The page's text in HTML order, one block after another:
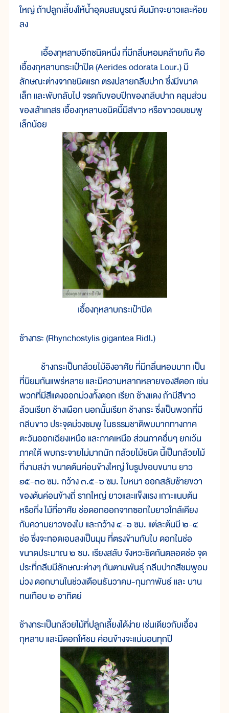
ใหญ่ ถ้าปลูกเลี้ยงให้น้ำอุดมสมบูรณ์ ต้นมักจะยาวและห้อย
ลง
เอื้องกุหลาบอีกชนิดหนึ่ง ที่มีกลิ่นหอมคล้ายกัน คือ
เอื้องกุหลาบกระเป๋าปิด (Aerides odorata Lour.) มี
ลักษณะต่างจากชนิดแรก ตรงปลายกลีบปาก ซึ่งมีขนาด
เล็ก และพับกลับไป จรดกับขอบปีกของกลีบปาก คลุมส่วน
ของเส้าเกสร เอื้องกุหลาบชนิดนี้มีสีขาว หรือขาวอมชมพู
เล็กน้อย
เอื้องกุหลาบกระเป๋าปิด
ช้างกระ (Rhynchostylis gigantea Ridl.)
ช้างกระเป็นกล้วยไม้อิงอาศัย ที่มีกลิ่นหอมมาก เป็น
ที่นิยมกันแพร่หลาย และมีความหลากหลายของสีดอก เช่น
พวกที่มีสีแดงออกม่วงทั้งดอก เรียก ช้างแดง ถ้ามีสีขาว
ล้วนเรียก ช้างเผือก นอกนั้นเรียก ช้างกระ ซึ่งเป็นพวกที่มี
กลีบขาว ประจุดม่วงชมพู ในธรรมชาติพบมากทางภาค
ตะวันออกเฉียงเหนือ และภาคเหนือ ส่วนภาคอื่นๆ ยกเว้น
ภาคใต้ พบกระจายไม่มากนัก กล้วยไม้ชนิด นี้เป็นกล้วยไม้
ที่งามสง่า ขนาดต้นค่อนข้างใหญ่ ใบรูปขอบขนาน ยาว
๑๕-๓๐ ซม. กว้าง ๓.๕-๖ ซม. ใบหนา ออกสลับซ้ายขวา
ของต้นค่อนข้างถี่ รากใหญ่ ยาวและแข็งแรง เกาะแนบต้น
หรือกิ่ง ไม้ที่อาศัย ช่อดอกออกจากซอกใบยาวใกล้เคียง
กับความยาวของใบ และกว้าง ๔-๖ ซม. แต่ละต้นมี ๒-๔
ช่อ ซึ่งจะทอดเอนลงเป็นมุม ที่ตรงข้ามกับใบ ดอกในช่อ
ขนาดประมาณ ๒ ซม. เรียงสลับ จังหวะชิดกันตลอดช่อ จุด
ประที่กลีบมีลักษณะต่างๆ กันตามพันธุ์ กลีบปากสีชมพูอม
ม่วง ดอกบานในช่วงเดือนธันวาคม-กุมภาพันธ์ และ บาน
ทนเกือบ ๒ อาทิตย์
ช้างกระเป็นกล้วยไม้ที่ปลูกเลี้ยงได้ง่าย เช่นเดียวกับเอื้อง
กุหลาบ และมีดอกให้ชม ค่อนข้างจะแน่นอนทุกปี